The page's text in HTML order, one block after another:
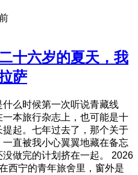
十六岁的夏天，我
萨
么时候第一次听说青藏线
本旅行杂志上，也可能是十
起。七年过去了，那个关于
直被我小心翼翼地藏在备忘
做完的计划挤在一起。 2026
西宁的青年旅舍里，窗外是